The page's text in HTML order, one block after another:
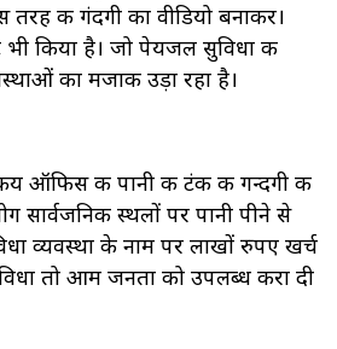
की गंदगी का वीडियो बनाकर।
भी किया है। जो पेयजल सुविधा की
का मजाक उड़ा रहा है।
ऑफिस की पानी की टंकी की गन्दगी की
सार्वजनिक स्थलों पर पानी पीने से
व्यवस्था के नाम पर लाखों रुपए खर्च
तो आम जनता को उपलब्ध करा दी